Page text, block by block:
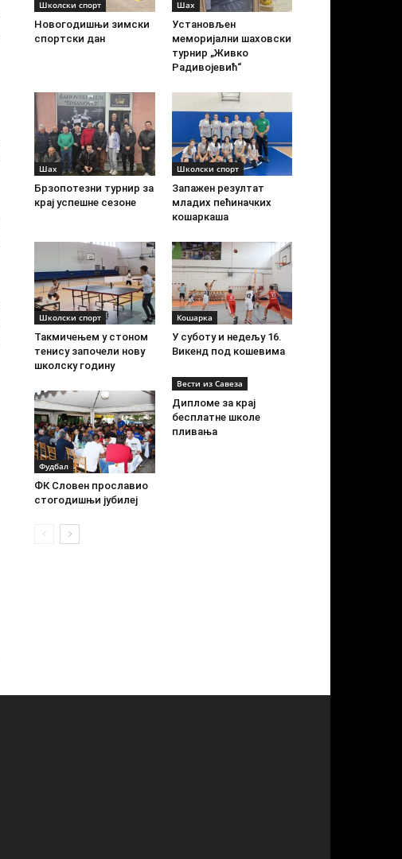
Школски спорт
Новогодишњи зимски
спортски дан
Шах
Установљен
меморијални шаховски
турнир „Живко
Радивојевић“
Шах
Брзопотезни турнир за
крај успешне сезоне
Школски спорт
Запажен резултат
младих пећиначких
кошаркаша
Школски спорт
Такмичењем у стоном
тенису започели нову
школску годину
Кошарка
У суботу и недељу 16.
Викенд под кошевима
Фудбал
ФК Словен прославио
стогодишњи јубилеј
Вести из Савеза
Дипломе за крај
бесплатне школе
пливања